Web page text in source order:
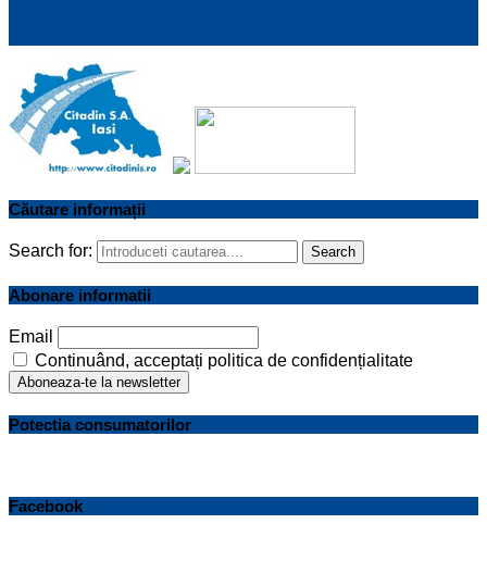
Căutare informații
Search for: Search
Abonare informatii
Email
Continuând, acceptați politica de confidențialitate
Potectia consumatorilor
Facebook